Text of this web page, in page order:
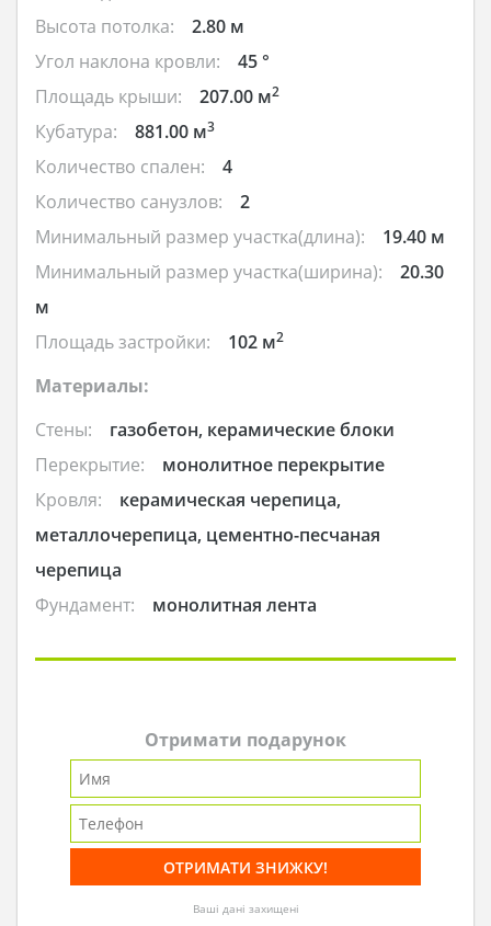
Высота потолка:
2.80 м
Угол наклона кровли:
45 °
Площадь крыши:
207.00 м2
Кубатура: 881.00 м3
Количество спален:
4
Количество санузлов:
2
Минимальный размер участка(длина):
19.40 м
Минимальный размер участка(ширина):
20.30
м
Площадь застройки:
102 м2
Материалы:
Стены:
газобетон, керамические блоки
Перекрытие:
монолитное перекрытие
Кровля:
керамическая черепица,
металлочерепица, цементно-песчаная
черепица
Фундамент:
монолитная лента
Отримати подарунок
Ваші дані захищені